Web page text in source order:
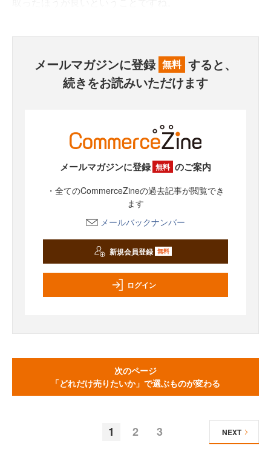
メールマガジンに登録 無料 すると、
続きをお読みいただけます
メールマガジンに登録 無料 のご案内
・全てのCommerceZineの過去記事が閲覧でき
ます
メールバックナンバー
新規会員登録 無料
ログイン
次のページ
「どれだけ売りたいか」で選ぶものが変わる
1 2 3 NEXT